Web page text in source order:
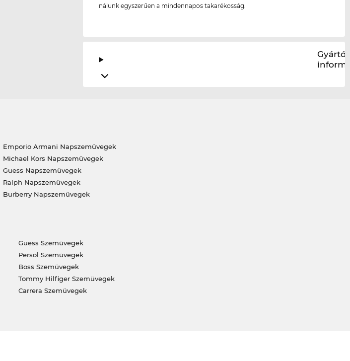
nálunk egyszerűen a mindennapos takarékosság.
Gyártói
Emporio Armani Napszemüvegek
Michael Kors Napszemüvegek
Guess Napszemüvegek
Ralph Napszemüvegek
Burberry Napszemüvegek
Guess Szemüvegek
Persol Szemüvegek
Boss Szemüvegek
Tommy Hilfiger Szemüvegek
Carrera Szemüvegek